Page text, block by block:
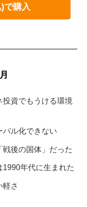
で購入
資でもうける環境
バル化できない
戦後の国体」だった
1990年代に生まれた
軽さ